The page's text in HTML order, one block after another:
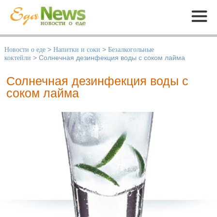
Меню
Новости о еде > Напитки и соки > Безалкогольные
коктейли > Солнечная дезинфекция воды с соком лайма
Солнечная дезинфекция воды с
соком лайма